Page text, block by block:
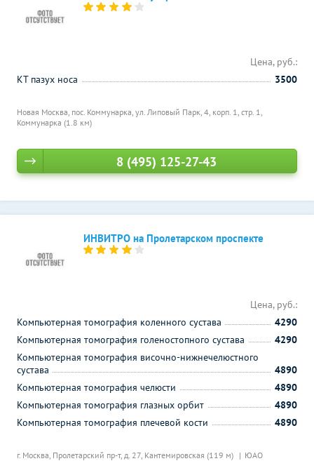
Новая Москва, пос. Коммунарка, ул. Липовый Парк, 4, корп. 1, стр. 1,
Коммунарка (1.8 км)
Цена, руб.:
КТ пазух носа
3500
8 (495) 125-27-43
ИНВИТРО на Пролетарском проспекте
г. Москва, Пролетарский пр-т, д. 27, Кантемировская (119 м) ЮАО
Цена, руб.:
Компьютерная томография коленного сустава
4290
Компьютерная томография голеностопного сустава
4290
Компьютерная томография височно-нижнечелюстного
сустава
4890
Компьютерная томография челюсти
4890
Компьютерная томография глазных орбит
4890
Компьютерная томография плечевой кости
4890